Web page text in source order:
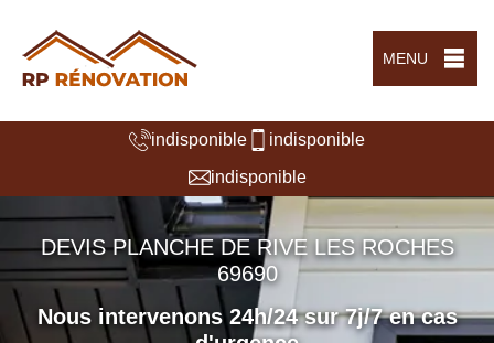
MENU
indisponible
indisponible
indisponible
DEVIS PLANCHE DE RIVE LES ROCHES
69690
Nous intervenons 24h/24 sur 7j/7 en cas